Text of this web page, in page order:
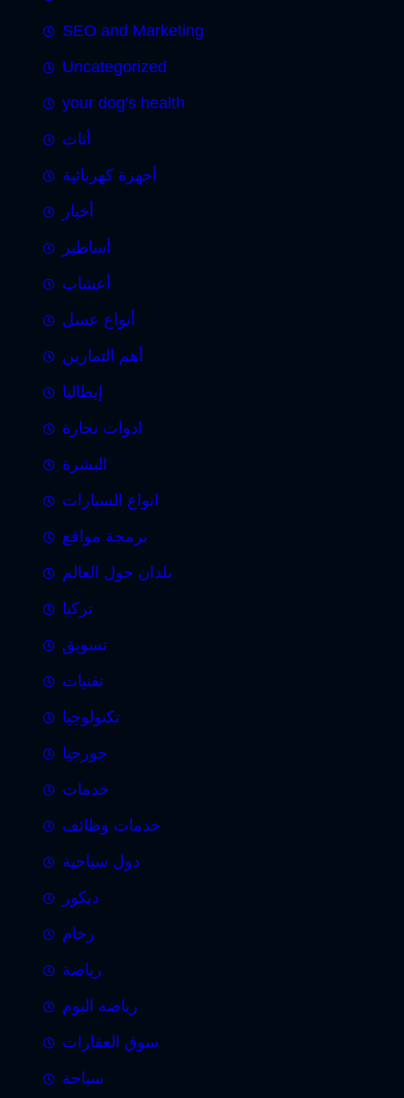
SEO and Marketing
Uncategorized
your dog's health
أثاث
أجهزة كهربائية
أخبار
أساطير
أعشاب
أنواع عسل
أهم التمارين
إيطاليا
ادوات نجارة
البشرة
انواع السيارات
برمجة مواقع
بلدان حول العالم
تركيا
تسويق
تقنيات
تكنولوجيا
جورجيا
خدمات
خدمات وظائف
دول سياحية
ديكور
رخام
رياضة
رياضه اليوم
سوق العقارات
سياحة